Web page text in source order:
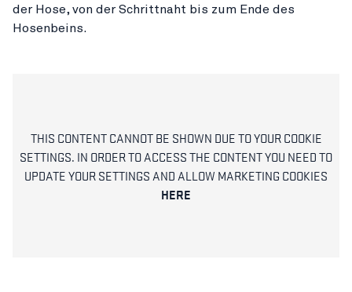
der Hose, von der Schrittnaht bis zum Ende des
Hosenbeins.
THIS CONTENT CANNOT BE SHOWN DUE TO YOUR COOKIE
SETTINGS. IN ORDER TO ACCESS THE CONTENT YOU NEED TO
UPDATE YOUR SETTINGS AND ALLOW MARKETING COOKIES
HERE